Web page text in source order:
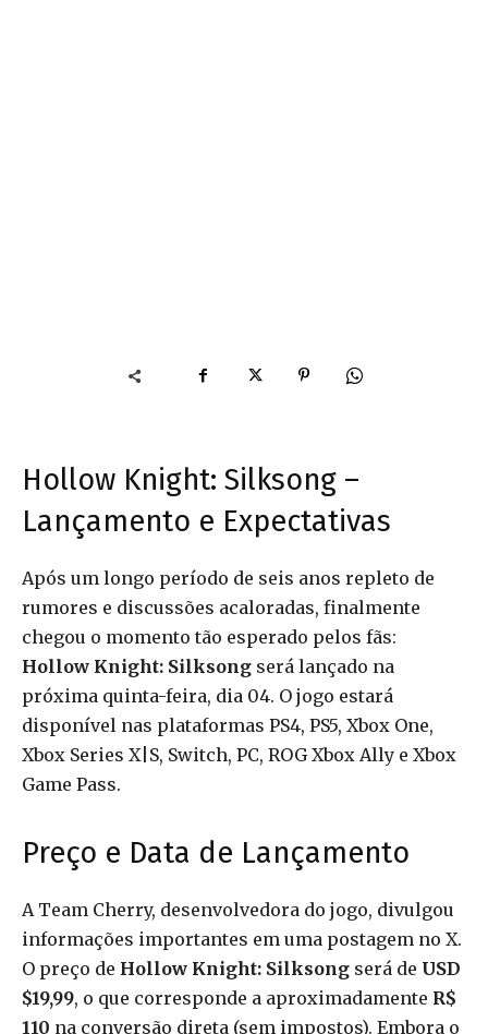
Hollow Knight: Silksong –
Lançamento e Expectativas
Após um longo período de seis anos repleto de
rumores e discussões acaloradas, finalmente
chegou o momento tão esperado pelos fãs:
Hollow Knight: Silksong será lançado na
próxima quinta-feira, dia 04. O jogo estará
disponível nas plataformas PS4, PS5, Xbox One,
Xbox Series X|S, Switch, PC, ROG Xbox Ally e Xbox
Game Pass.
Preço e Data de Lançamento
A Team Cherry, desenvolvedora do jogo, divulgou
informações importantes em uma postagem no X.
O preço de Hollow Knight: Silksong será de USD
$19,99, o que corresponde a aproximadamente R$
110 na conversão direta (sem impostos). Embora o